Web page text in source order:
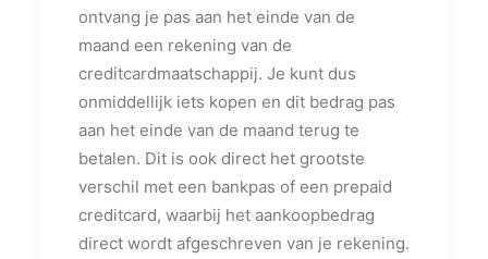
ontvang je pas aan het einde van de
maand een rekening van de
creditcardmaatschappij. Je kunt dus
onmiddellijk iets kopen en dit bedrag pas
aan het einde van de maand terug te
betalen. Dit is ook direct het grootste
verschil met een bankpas of een prepaid
creditcard, waarbij het aankoopbedrag
direct wordt afgeschreven van je rekening.